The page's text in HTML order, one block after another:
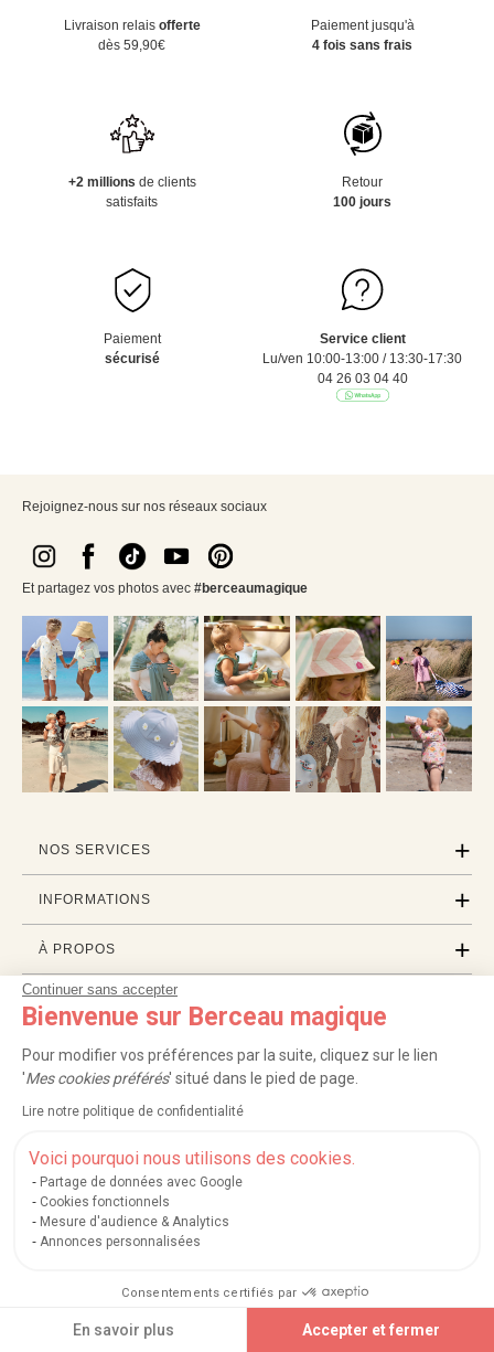
Continuer sans accepter
Bienvenue sur Berceau magique
Pour modifier vos préférences par la suite, cliquez sur le lien
'Mes cookies préférés' situé dans le pied de page.
Lire notre politique de confidentialité
Voici pourquoi nous utilisons des cookies.
Partage de données avec Google
Cookies fonctionnels
Mesure d'audience & Analytics
Annonces personnalisées
Consentements certifiés par
En savoir plus Accepter et fermer
Ajouter au panier
Livraison relais offerte
dès 59,90€
Paiement jusqu'à
4 fois sans frais
+2 millions de clients
satisfaits
Retour
100 jours
Paiement
sécurisé
Service client
Lu/ven 10:00-13:00 / 13:30-17:30
04 26 03 04 40
Rejoignez-nous sur nos réseaux sociaux
Et partagez vos photos avec #berceaumagique
NOS SERVICES
INFORMATIONS
À PROPOS
PROFESSIONNELS
LISTES CADEAUX
Service après-vente| FAQ |Rappels de produits|Protection des données
Mentions légales et crédits Conditions générales de ventes
Nos moyens de paiement sécurisés
Exauceur de souhaits© 2004-2026
Mégara